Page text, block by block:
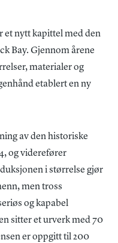
et nytt kapittel med den
Bay. Gjennom årene
materialer og
etablert en ny
av den historiske
og viderefører
i størrelse gjør
men tross
og kapabel
sitter et urverk med 70
er oppgitt til 200